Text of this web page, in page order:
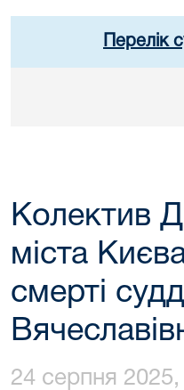
Перелік
Колектив
міста
смерті
24 серпня 2025,